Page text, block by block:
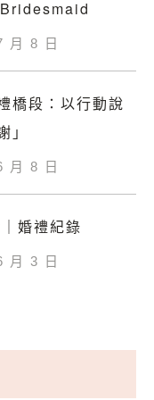
月 8 日
橋段：以行動說
」
月 8 日
婚禮紀錄
月 3 日